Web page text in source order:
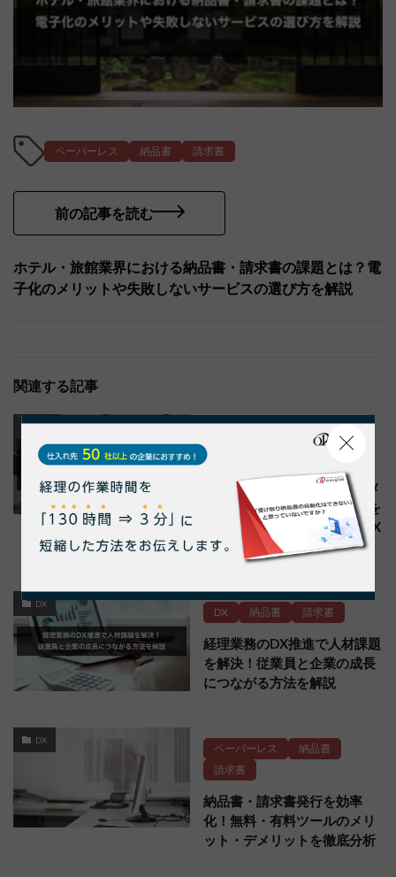
ペーパーレス 納品書 請求書
前の記事を読む
ホテル・旅館業界における納品書・請求書の課題とは？電
子化のメリットや失敗しないサービスの選び方を解説
関連する記事
DX
納品書電子化で“紙・PDF・メ
ール混在”を解消！受取窓口を
一本化してバックオフィスDX
を実現
DX
DX 納品書 請求書
経理業務のDX推進で人材課題
を解決！従業員と企業の成長
につながる方法を解説
DX
ペーパーレス
納品書
請求書
納品書・請求書発行を効率
化！無料・有料ツールのメリ
ット・デメリットを徹底分析